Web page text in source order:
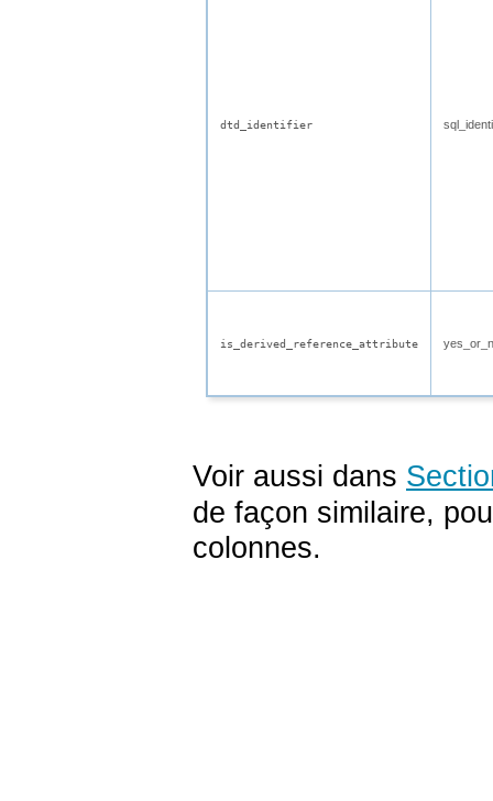
dtd_identifier
is_derived_reference_attribute
Voir aussi dans
de façon similaire,
colonnes.